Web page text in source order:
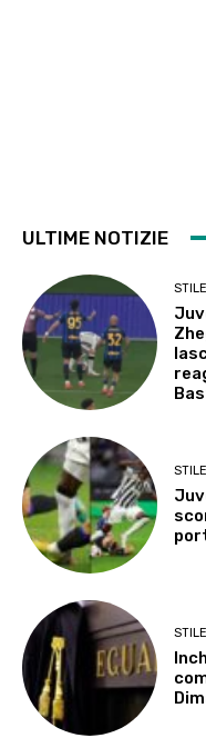
ULTIME NOTIZIE